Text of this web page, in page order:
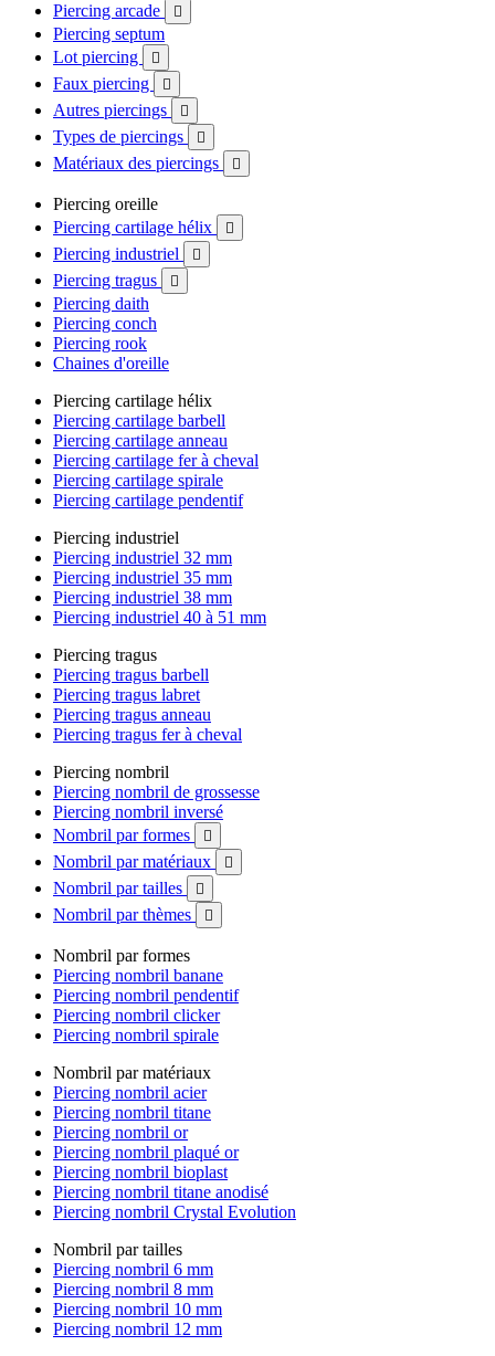
Piercing arcade 
Piercing septum
Lot piercing

Faux piercing 
Autres piercings 
Types de piercings 
Matériaux des piercings 
Piercing oreille
Piercing cartilage hélix

Piercing industriel 
Piercing tragus 
Piercing daith
Piercing conch
Piercing rook
Chaines d'oreille
Piercing cartilage hélix
Piercing cartilage barbell
Piercing cartilage anneau
Piercing cartilage fer à cheval
Piercing cartilage spirale
Piercing cartilage pendentif
Piercing industriel
Piercing industriel 32 mm
Piercing industriel 35 mm
Piercing industriel 38 mm
Piercing industriel 40 à 51 mm
Piercing tragus
Piercing tragus barbell
Piercing tragus labret
Piercing tragus anneau
Piercing tragus fer à cheval
Piercing nombril
Piercing nombril de grossesse
Piercing nombril inversé
Nombril par formes

Nombril par matériaux 
Nombril par tailles 
Nombril par thèmes 
Nombril par formes
Piercing nombril banane
Piercing nombril pendentif
Piercing nombril clicker
Piercing nombril spirale
Nombril par matériaux
Piercing nombril acier
Piercing nombril titane
Piercing nombril or
Piercing nombril plaqué or
Piercing nombril bioplast
Piercing nombril titane anodisé
Piercing nombril Crystal Evolution
Nombril par tailles
Piercing nombril 6 mm
Piercing nombril 8 mm
Piercing nombril 10 mm
Piercing nombril 12 mm